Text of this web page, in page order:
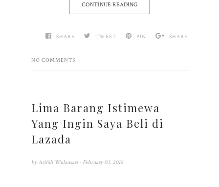
CONTINUE READING
SHARE TWEET PIN SHARE
NO COMMENTS
Lima Barang Istimewa
Yang Ingin Saya Beli di
Lazada
by Arifah Wulansari - February 03, 2016